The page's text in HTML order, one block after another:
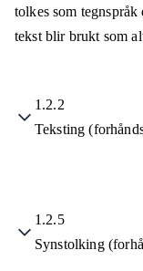
tolkes som
tekst blir brukt som
1.2.2
Teksting
1.2.5
Synstolking